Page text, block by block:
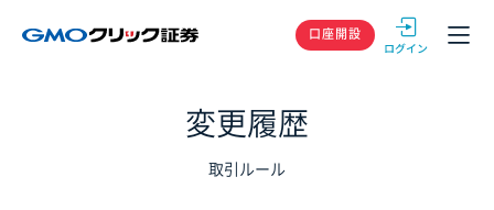
GMOクリック
口座開設
変更履歴
取引ルール